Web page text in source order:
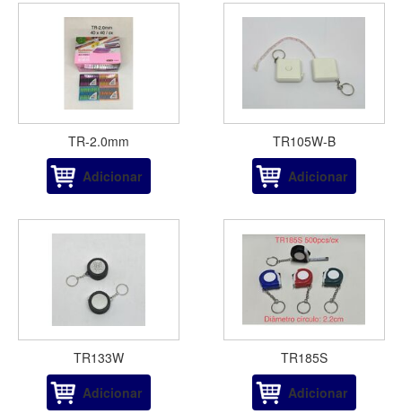
TR-2.0mm
Adicionar
TR105W-B
Adicionar
TR133W
Adicionar
TR185S
Adicionar